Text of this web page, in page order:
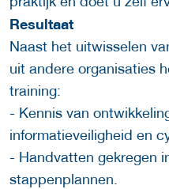
Resultaat
Naast het uitwisselen
uit andere organisaties
training:
- Kennis van
informatieveiligheid en
- Handvatten gekregen
stappenplannen.